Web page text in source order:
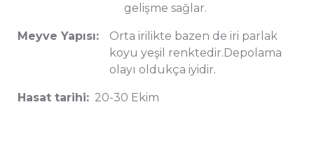
gelişme sağlar.
Meyve Yapısı:
Orta irilikte bazen de iri parlak
koyu yeşil renktedir.Depolama
olayı oldukça iyidir.
Hasat tarihi: 20-30 Ekim